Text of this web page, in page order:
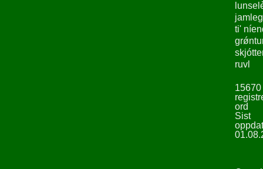
ti'
ruvl
15670
ord
Sist